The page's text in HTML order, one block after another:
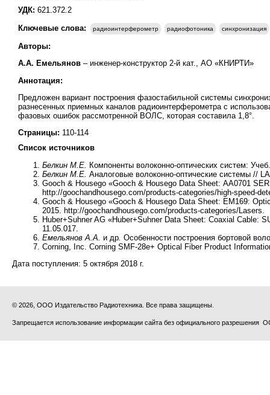
УДК: 621.372.2
Ключевые слова:
радиоинтерферометр радиофотоника синхронизация
Авторы:
А.А. Емельянов – инженер-конструктор 2-й кат., АО «КНИРТИ»
Аннотация:
Предложен вариант построения фазостабильной системы
разнесенных приемных каналов радиоинтерферометра с
фазовых ошибок рассмотренной ВОЛС, которая составила 1,8°.
Страницы: 110-114
Список источников
Белкин М.Е. Компоненты волоконно-оптических систем:
Белкин М.Е. Аналоговые волоконно-оптические системы //
Gooch & Housego «Gooch & Housego Data Sheet: АА0701
http://goochandhousego.com/products-categories/high-speed-
Gooch & Housego «Gooch & Housego Data Sheet: EM169:
2015. http://goochandhousego.com/products-categories/Lasers.
Huber+Suhner AG «Huber+Suhner Data Sheet: Coaxial Cable:
11.05.017.
Емельянов А.А. и др Особенности построения бортовой
Corning, Inc. Corning SMF-28e+ Optical Fiber Product
Дата поступления: 5 октября 2018 г.
© 2026, ООО Издательство Радиотехника. Все права защищены.
Запрещается использование информации сайта без официального разрешения